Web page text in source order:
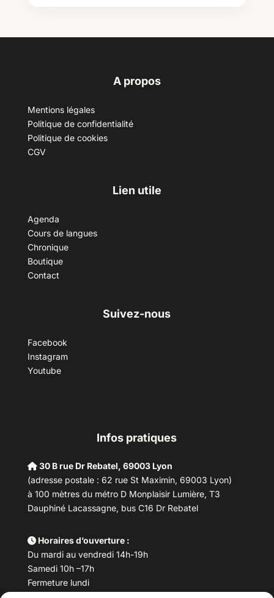
A propos
Mentions légales
Politique de confidentialité
Politique de cookies
CGV
Lien utile
Agenda
Cours de langues
Chronique
Boutique
Contact
Suivez-nous
Facebook
Instagram
Youtube
Infos pratiques
30 B rue Dr Rebatel, 69003 Lyon
(adresse postale : 62 rue St Maximin, 69003 Lyon)
à 100 mètres du métro D Monplaisir Lumière, T3
Dauphiné Lacassagne, bus C16 Dr Rebatel
Horaires d’ouverture :
Du mardi au vendredi 14h-19h
Samedi 10h –17h
Fermeture lundi